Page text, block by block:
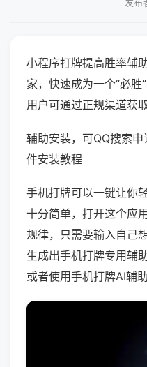
小程序打牌提高胜率辅
家，快速成为一个“必
用户可通过正规渠道获取
辅助安装，可QQ搜索
件安装教程
手机打牌可以一键让你
十分简单，打开这个应
规律，只需要输入自己
生成出手机打牌专用辅
或者使用手机打牌AI辅